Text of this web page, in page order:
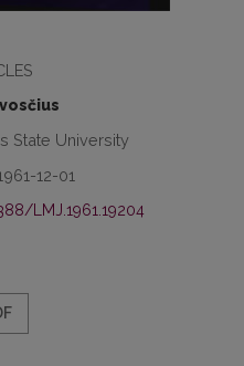
State University
12-01
LMJ.1961.19204